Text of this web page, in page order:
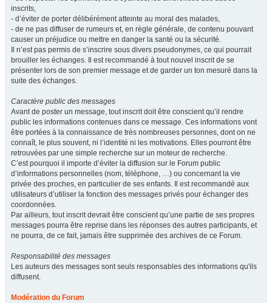
inscrits,
- d’éviter de porter délibérément atteinte au moral des malades,
- de ne pas diffuser de rumeurs et, en règle générale, de contenu pouvant
causer un préjudice ou mettre en danger la santé ou la sécurité.
Il n’est pas permis de s’inscrire sous divers pseudonymes, ce qui pourrait
brouiller les échanges. Il est recommandé à tout nouvel inscrit de se
présenter lors de son premier message et de garder un ton mesuré dans la
suite des échanges.
Caractère public des messages
Avant de poster un message, tout inscrit doit être conscient qu’il rendre
public les informations contenues dans ce message. Ces informations vont
être portées à la connaissance de très nombreuses personnes, dont on ne
connaît, le plus souvent, ni l’identité ni les motivations. Elles pourront être
retrouvées par une simple recherche sur un moteur de recherche.
C’est pourquoi il importe d’éviter la diffusion sur le Forum public
d’informations personnelles (nom, téléphone, …) ou concernant la vie
privée des proches, en particulier de ses enfants. Il est recommandé aux
utilisateurs d’utiliser la fonction des messages privés pour échanger des
coordonnées.
Par ailleurs, tout inscrit devrait être conscient qu’une partie de ses propres
messages pourra être reprise dans les réponses des autres participants, et
ne pourra, de ce fait, jamais être supprimée des archives de ce Forum.
Responsabilité des messages
Les auteurs des messages sont seuls responsables des informations qu'ils
diffusent.
Modération du Forum